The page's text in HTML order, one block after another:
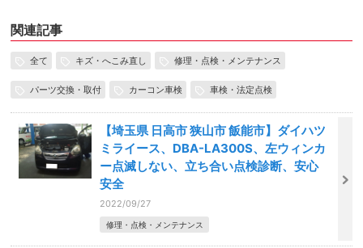
関連記事
全て キズ・へこみ直し 修理・点検・メンテナンス
パーツ交換・取付 カーコン車検 車検・法定点検
【埼玉県 日高市 狭山市 飯能市】ダイハツ
ミライース、DBA-LA300S、左ウィンカ
ー点滅しない、立ち合い点検診断、安心
安全
2022/09/27
修理・点検・メンテナンス